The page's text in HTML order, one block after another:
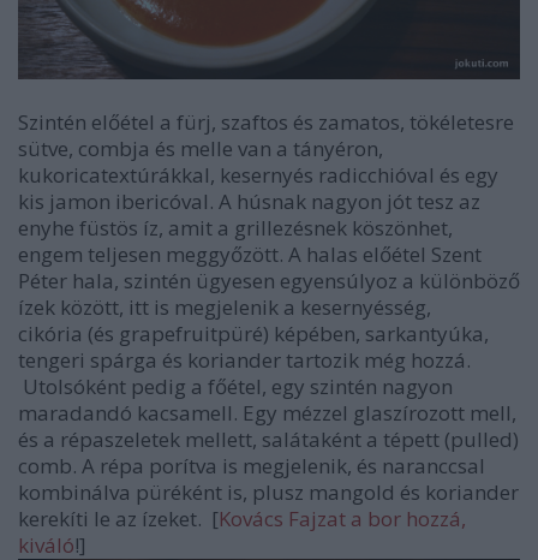
Szintén előétel a fürj, szaftos és zamatos, tökéletesre
sütve, combja és melle van a tányéron,
kukoricatextúrákkal, kesernyés radicchióval és egy
kis jamon ibericóval. A húsnak nagyon jót tesz az
enyhe füstös íz, amit a grillezésnek köszönhet,
engem teljesen meggyőzött. A halas előétel Szent
Péter hala, szintén ügyesen egyensúlyoz a különböző
ízek között, itt is megjelenik a kesernyésség,
cikória (és grapefruitpüré) képében, sarkantyúka,
tengeri spárga és koriander tartozik még hozzá.
Utolsóként pedig a főétel, egy szintén nagyon
maradandó kacsamell. Egy mézzel glaszírozott mell,
és a répaszeletek mellett, salátaként a tépett (pulled)
comb. A répa porítva is megjelenik, és naranccsal
kombinálva püréként is, plusz mangold és koriander
kerekíti le az ízeket. [Kovács Fajzat a bor hozzá,
kiváló!]